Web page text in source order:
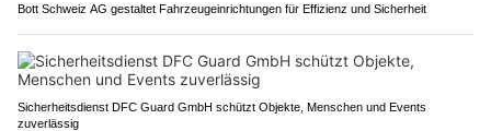
Bott Schweiz AG gestaltet Fahrzeugeinrichtungen für Effizienz und Sicherheit
Sicherheitsdienst DFC Guard GmbH schützt Objekte, Menschen und Events
zuverlässig